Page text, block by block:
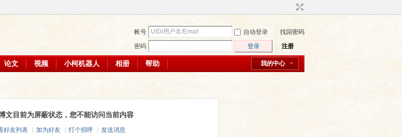
帐号 自动登录
找回密码
密码
登录 注册
我的中心
论文 视频 小柯机器人 相册 帮助
文目前为屏蔽状态，您不能访问当前内容
好友列表 加为好友 打个招呼
发送消息